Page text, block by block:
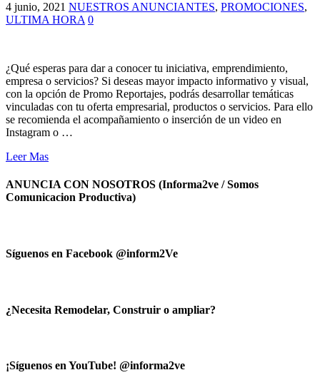
4 junio, 2021 NUESTROS ANUNCIANTES, PROMOCIONES,
ULTIMA HORA 0
¿Qué esperas para dar a conocer tu iniciativa, emprendimiento,
empresa o servicios? Si deseas mayor impacto informativo y visual,
con la opción de Promo Reportajes, podrás desarrollar temáticas
vinculadas con tu oferta empresarial, productos o servicios. Para ello
se recomienda el acompañamiento o inserción de un video en
Instagram o …
Leer Mas
ANUNCIA CON NOSOTROS (Informa2ve / Somos
Comunicacion Productiva)
Síguenos en Facebook @inform2Ve
¿Necesita Remodelar, Construir o ampliar?
¡Síguenos en YouTube! @informa2ve